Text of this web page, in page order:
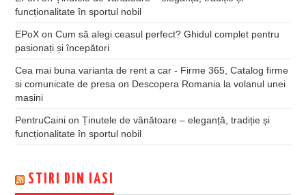
funcționalitate în sportul nobil
EPoX onCum să alegi ceasul perfect? Ghidul complet pentru
pasionați și începători
Cea mai buna varianta de rent a car - Firme 365, Catalog firme
si comunicate de presa on Descopera Romania la volanul unei
masini
PentruCaini onȚinutele de vânătoare – eleganță, tradiție și
funcționalitate în sportul nobil
STIRI DIN IASI